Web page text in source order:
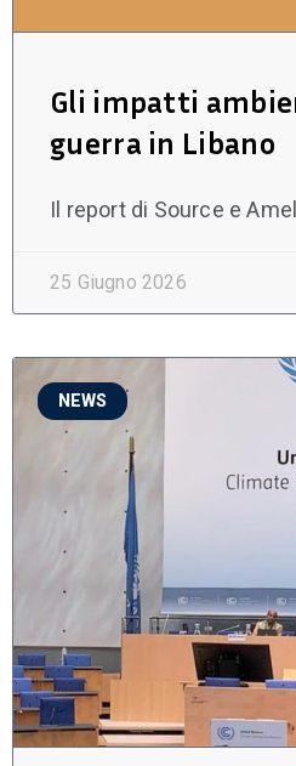
Gli impatti
guerra in Libano
Il report di Source e Amel
25 Giugno 2026
NEWS